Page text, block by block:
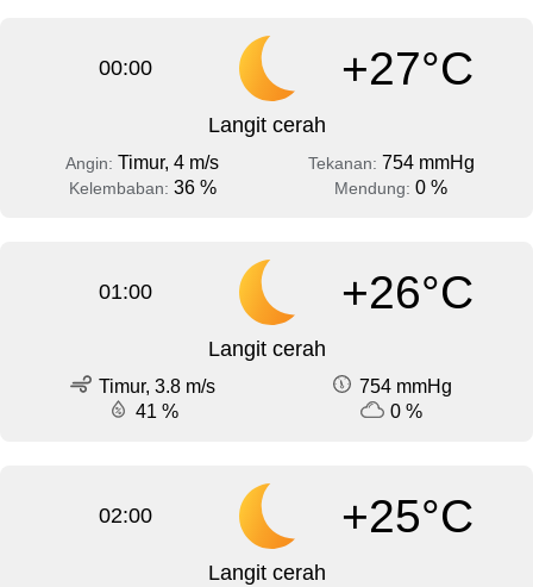
00:00 +27°C
Langit cerah
Angin: Timur, 4 m/s Tekanan: 754 mmHg
Kelembaban: 36 % Mendung: 0 %
01:00 +26°C
Langit cerah
Timur, 3.8 m/s
754 mmHg
41 %
0 %
02:00 +25°C
Langit cerah